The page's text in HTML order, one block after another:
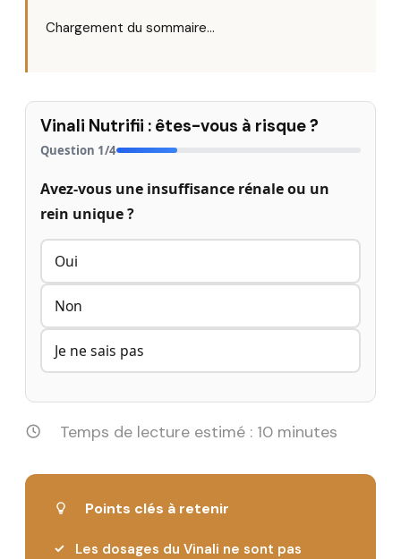
Chargement du sommaire…
Vinali Nutrifii : êtes-vous à risque ?
Question 1/4
Avez-vous une insuffisance rénale ou un
rein unique ?
Oui
Non
Je ne sais pas
Temps de lecture estimé : 10 minutes
Points clés à retenir
Les dosages du Vinali ne sont pas